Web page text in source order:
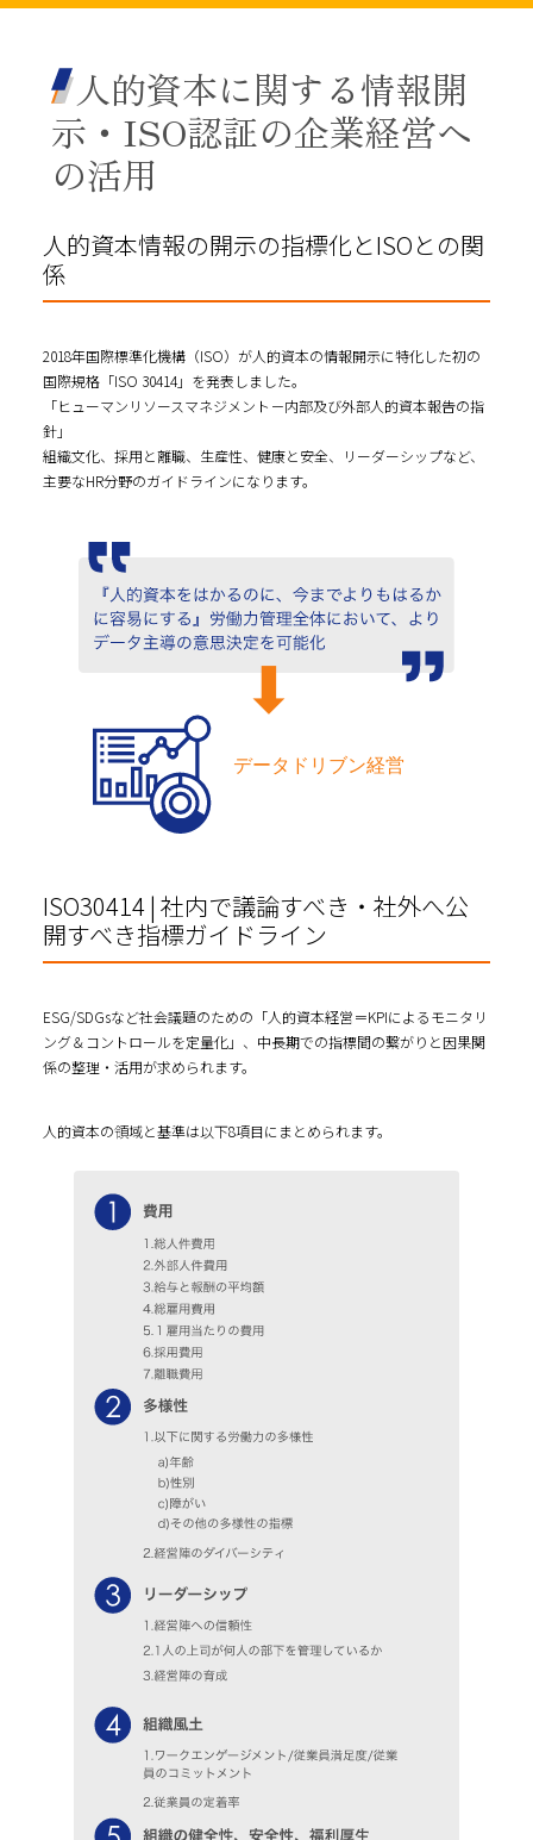
人的資本に関する情報開
示・ISO認証の企業経営へ
の活用
人的資本情報の開示の指標化とISOとの関
係
2018年国際標準化機構（ISO）が人的資本の情報開示に特化した初の
国際規格「ISO 30414」を発表しました。
「ヒューマンリソースマネジメント－内部及び外部人的資本報告の指
針」
組織文化、採用と離職、生産性、健康と安全、リーダーシップなど、
主要なHR分野のガイドラインになります。
ISO30414 | 社内で議論すべき・社外へ公
開すべき指標ガイドライン
ESG/SDGsなど社会議題のための「人的資本経営＝KPIによるモニタリ
ング＆コントロールを定量化」、中長期での指標間の繋がりと因果関
係の整理・活用が求められます。
⼈的資本の領域と基準は以下8項目にまとめられます。